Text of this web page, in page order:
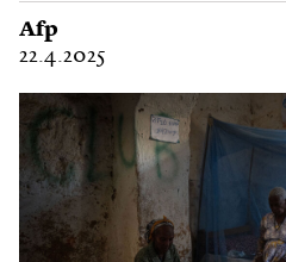
Afp
22.4.2025